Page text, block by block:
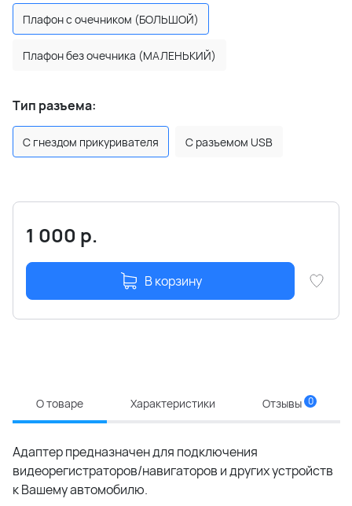
Плафон с очечником (БОЛЬШОЙ)
Плафон без очечника (МАЛЕНЬКИЙ)
Тип разъема:
С гнездом прикуривателя С разъемом USB
1 000 р.
В корзину
О товаре Характеристики Отзывы 0
Адаптер предназначен для подключения
видеорегистраторов/навигаторов и других устройств
к Вашему автомобилю.